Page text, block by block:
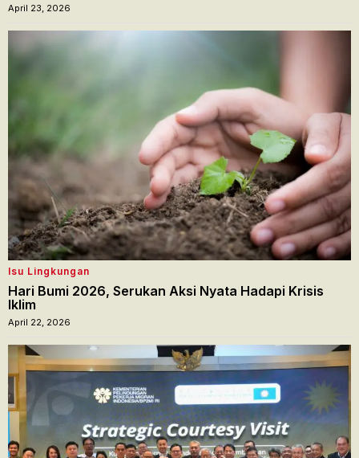
April 23, 2026
Isu Lingkungan
Hari Bumi 2026, Serukan Aksi Nyata Hadapi Krisis
Iklim
April 22, 2026